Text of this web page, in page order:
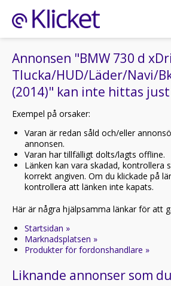
Annonsen "BMW 730 d
Tlucka/HUD/Läder/Navi/
(2014)" kan inte hittas
Exempel på orsaker:
Varan är redan såld och/eller
annonsen.
Varan har tillfälligt dolts/lagts offline.
Länken kan vara skadad, kontrollera
korrekt angiven. Om du klickade på
kontrollera att länken inte kapats.
Här är några hjälpsamma länkar för att
Startsidan »
Marknadsplatsen »
Produkter för fordonshandlare »
Liknande annonser som